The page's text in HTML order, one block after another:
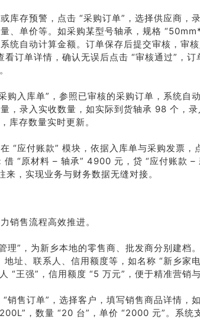
库存预警，点击 “采购订单”，选择供应商，
、单价等。如采购某型号轴承，规格
统自动计算金额。订单保存后提交审核，审
看订单详情，确认无误后点击 “审核通过”，订
购入库单”，参照已审核的采购订单，系统自
，录入实收数量，如实际到货轴承 98 个，录
库存数量实时更新。
“应付账款” 模块，依据入库单与采购发票，
借 “原材料 – 轴承” 4900 元，贷 “应付账款 –
，实现业务与财务数据无缝对接。
销售流程高效推进。
理”，为新乡本地的零售商、批发商分别建档
址、联系人、信用额度等，如名称 “新乡家
“王强”，信用额度 “5 万元”，便于精准营销与
销售订单”，选择客户，填写销售商品详情，
，数量 “20 台”，单价 “2000 元”。系统